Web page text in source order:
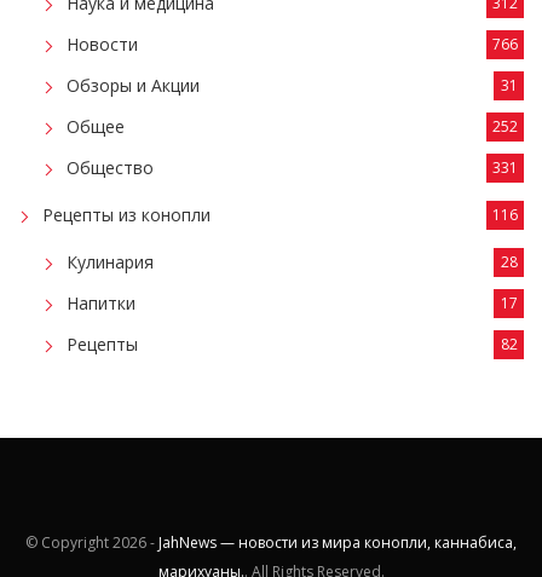
Новости 766
Обзоры и Акции 31
Общее 252
Общество 331
Рецепты из конопли 116
Кулинария 28
Напитки 17
Рецепты 82
© Copyright2026 - JahNews — новости из мира конопли, каннабиса,
марихуаны.. All Rights Reserved.